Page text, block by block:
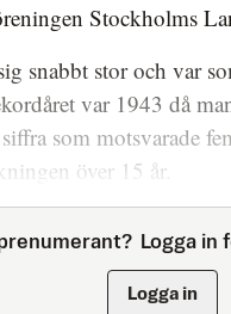
Stockholms
snabbt stor och var
var 1943 då
som motsvarade
över 15 år.
Logga in
Logga in